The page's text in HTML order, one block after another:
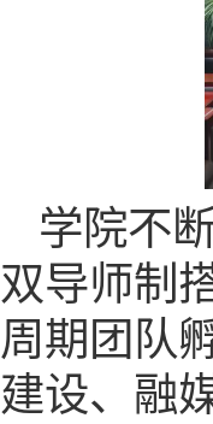
学院不
双导师制
周期团队
建设、融